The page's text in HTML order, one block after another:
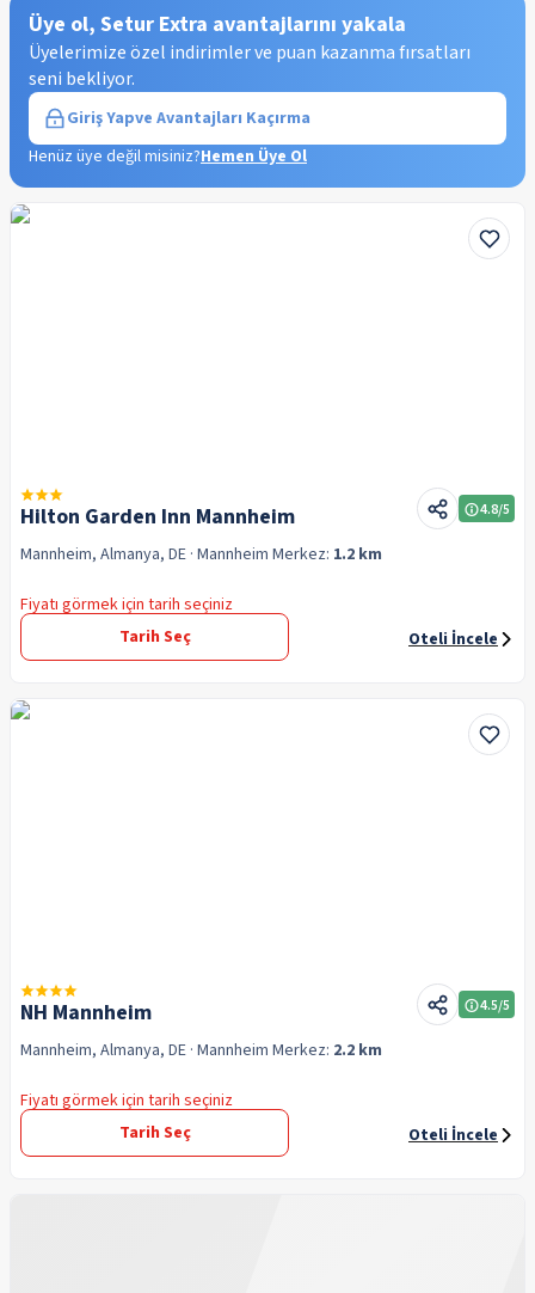
Üye ol, Setur Extra avantajlarını yakala
Üyelerimize özel indirimler ve puan kazanma fırsatları
seni bekliyor.
Giriş Yapve Avantajları Kaçırma
Henüz üye değil misiniz?Hemen Üye Ol
Hilton Garden Inn Mannheim 4.8/5
Mannheim, Almanya, DE · Mannheim Merkez: 1.2 km
Fiyatı görmek için tarih seçiniz
Tarih Seç
Oteli İncele
NH Mannheim 4.5/5
Mannheim, Almanya, DE · Mannheim Merkez: 2.2 km
Fiyatı görmek için tarih seçiniz
Tarih Seç
Oteli İncele